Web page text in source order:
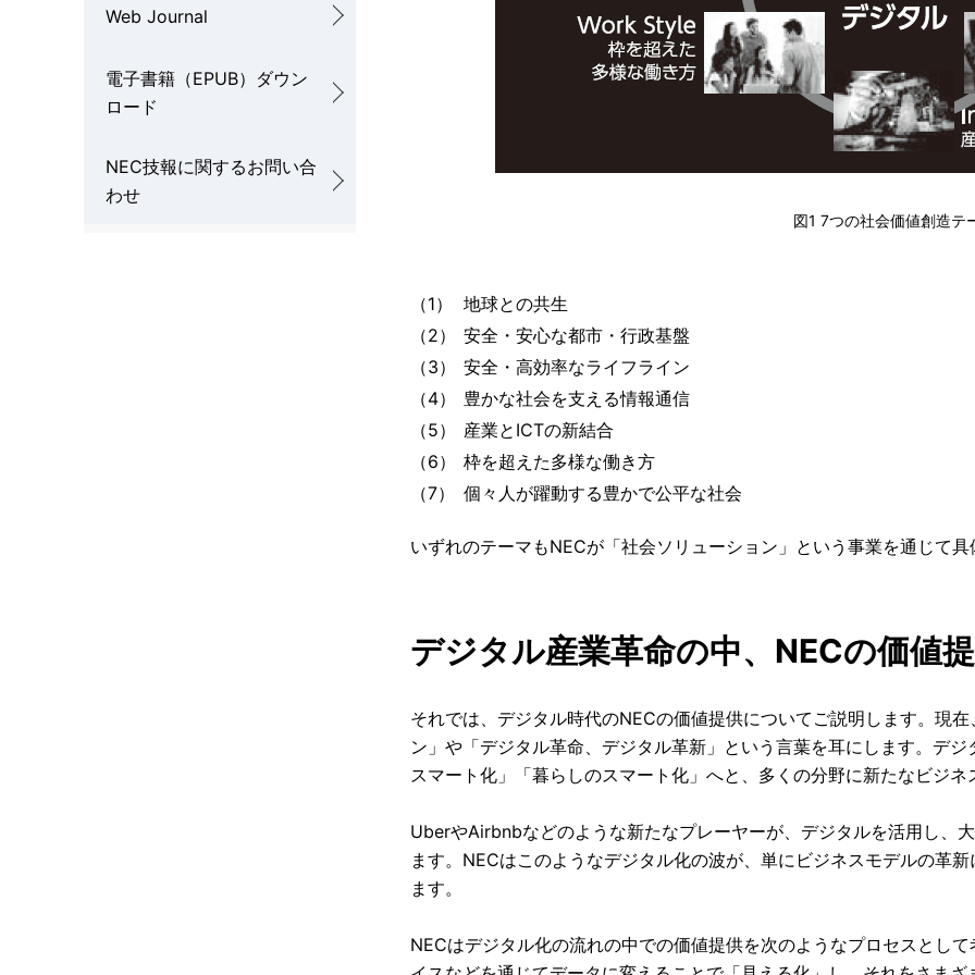
Web Journal
電子書籍（EPUB）ダウン
ロード
NEC技報に関するお問い合
わせ
図1 7つの社会価値創造テ
（1）
地球との共生
（2）
安全・安心な都市・行政基盤
（3）
安全・高効率なライフライン
（4）
豊かな社会を支える情報通信
（5）
産業とICTの新結合
（6）
枠を超えた多様な働き方
（7）
個々人が躍動する豊かで公平な社会
いずれのテーマもNECが「社会ソリューション」という事業を通じて
デジタル産業革命の中、NECの価値
それでは、デジタル時代のNECの価値提供についてご説明します。現
ン」や「デジタル革命、デジタル革新」という言葉を耳にします。デ
スマート化」「暮らしのスマート化」へと、多くの分野に新たなビジ
UberやAirbnbなどのような新たなプレーヤーが、デジタルを活用し、
ます。NECはこのようなデジタル化の波が、単にビジネスモデルの革
ます。
NECはデジタル化の流れの中での価値提供を次のようなプロセスとし